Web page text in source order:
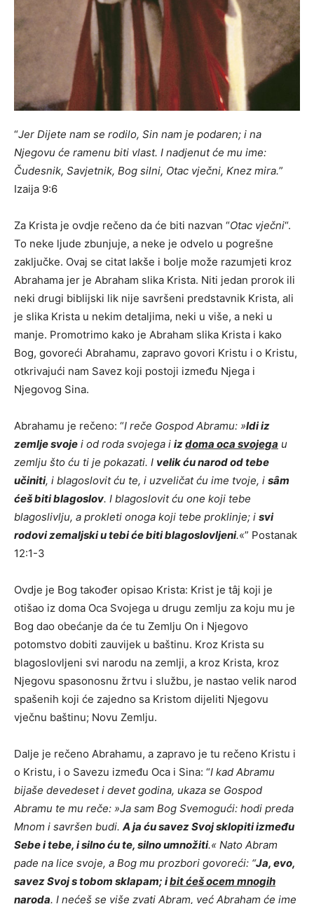
“Jer Dijete nam se rodilo, Sin nam je podaren; i na
Njegovu će ramenu biti vlast. I nadjenut će mu ime:
Čudesnik, Savjetnik, Bog silni, Otac vječni, Knez mira.”
Izaija 9:6
Za Krista je ovdje rečeno da će biti nazvan “Otac vječni“.
To neke ljude zbunjuje, a neke je odvelo u pogrešne
zaključke. Ovaj se citat lakše i bolje može razumjeti kroz
Abrahama jer je Abraham slika Krista. Niti jedan prorok ili
neki drugi biblijski lik nije savršeni predstavnik Krista, ali
je slika Krista u nekim detaljima, neki u više, a neki u
manje. Promotrimo kako je Abraham slika Krista i kako
Bog, govoreći Abrahamu, zapravo govori Kristu i o Kristu,
otkrivajući nam Savez koji postoji između Njega i
Njegovog Sina.
Abrahamu je rečeno: “I reče Gospod Abramu: »Idi iz
zemlje svoje i od roda svojega i izdoma oca svojega u
zemlju što ću ti je pokazati. I velik ću narod od tebe
učiniti, i blagoslovit ću te, i uzveličat ću ime tvoje, i sȃm
ćeš biti blagoslov. I blagoslovit ću one koji tebe
blagoslivlju, a prokleti onoga koji tebe proklinje; i svi
rodovi zemaljski u tebi će biti blagoslovljeni.«” Postanak
12:1-3
Ovdje je Bog također opisao Krista: Krist je tâj koji je
otišao iz doma Oca Svojega u drugu zemlju za koju mu je
Bog dao obećanje da će tu Zemlju On i Njegovo
potomstvo dobiti zauvijek u baštinu. Kroz Krista su
blagoslovljeni svi narodu na zemlji, a kroz Krista, kroz
Njegovu spasonosnu žrtvu i službu, je nastao velik narod
spašenih koji će zajedno sa Kristom dijeliti Njegovu
vječnu baštinu; Novu Zemlju.
Dalje je rečeno Abrahamu, a zapravo je tu rečeno Kristu i
o Kristu, i o Savezu između Oca i Sina: “I kad Abramu
bijaše devedeset i devet godina, ukaza se Gospod
Abramu te mu reče: »Ja sam Bog Svemogući: hodi preda
Mnom i savršen budi. A ja ću savez Svoj sklopiti između
Sebe i tebe, i silno ću te, silno umnožiti.« Nato Abram
pade na lice svoje, a Bog mu prozbori govoreći: “Ja, evo,
savez Svoj s tobom sklapam; ibit ćeš ocem mnogih
naroda. I nećeš se više zvati Abram, već Abraham će ime